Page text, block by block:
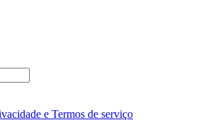
e Termos de serviço